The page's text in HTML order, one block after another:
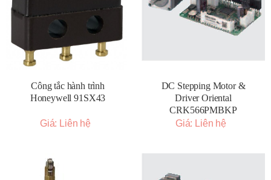
Công tắc hành trình
Honeywell 91SX43
Giá: Liên hệ
DC Stepping Motor &
Driver Oriental
CRK566PMBKP
Giá: Liên hệ